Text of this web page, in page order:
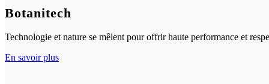
Botanitech
Technologie et nature se mêlent pour offrir haute performance et
En savoir plus